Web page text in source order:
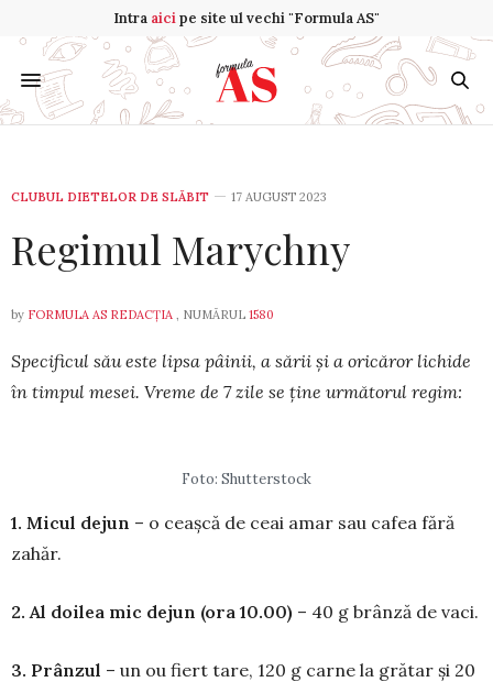
Intra aicipe site ul vechi "Formula AS"
CLUBUL DIETELOR DE SLĂBIT 17 AUGUST 2023
Regimul Marychny
by FORMULA AS REDACȚIA , NUMĂRUL 1580
Specificul său este lipsa pâinii, a să­rii și a oricăror lichide
în tim­pul mesei. Vreme de 7 zile se ține urmă­torul regim:
Foto: Shutterstock
1. Micul dejun – o ceașcă de ceai amar sau cafea fără
zahăr.
2. Al doilea mic dejun (ora 10.00) – 40 g brânză de vaci.
3. Prânzul – un ou fiert tare, 120 g carne la grătar și 20